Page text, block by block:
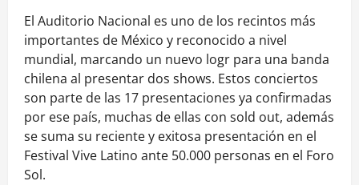
El Auditorio Nacional es uno de los recintos más
importantes de México y reconocido a nivel
mundial, marcando un nuevo logr para una banda
chilena al presentar dos shows. Estos conciertos
son parte de las 17 presentaciones ya confirmadas
por ese país, muchas de ellas con sold out, además
se suma su reciente y exitosa presentación en el
Festival Vive Latino ante 50.000 personas en el Foro
Sol.